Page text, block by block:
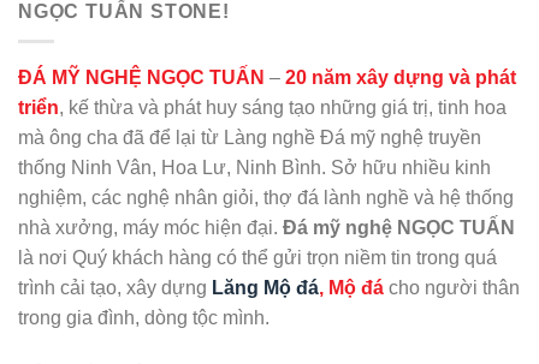
NGỌC TUẤN STONE!
ĐÁ MỸ NGHỆ NGỌC TUẤN – 20 năm xây dựng và phát
triển, kế thừa và phát huy sáng tạo những giá trị, tinh hoa
mà ông cha đã để lại từ Làng nghề Đá mỹ nghệ truyền
thống Ninh Vân, Hoa Lư, Ninh Bình. Sở hữu nhiều kinh
nghiệm, các nghệ nhân giỏi, thợ đá lành nghề và hệ thống
nhà xưởng, máy móc hiện đại. Đá mỹ nghệ NGỌC TUẤN
là nơi Quý khách hàng có thể gửi trọn niềm tin trong quá
trình cải tạo, xây dựng Lăng Mộ đá, Mộ đá cho người thân
trong gia đình, dòng tộc mình.